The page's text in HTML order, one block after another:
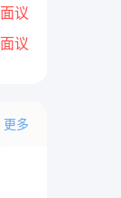
面议
面议
更多